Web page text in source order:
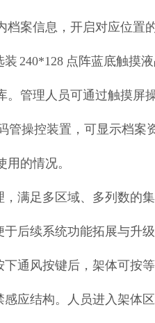
案信息，开启对应位置
240*128 点阵蓝底触摸
管理人员可通过触摸屏
管操控装置，可显示档
的情况。
满足多区域、多列数的集
后续系统功能拓展与升级
通风按键后，架体可按
感应结构。人员进入架体